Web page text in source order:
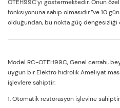
OTEH99C'yi göstermektedir. Onun özel
fonksiyonuna sahip olmasıdır.”ve 10
olduğundan, bu nokta güç dengesizliği
Model RC-OTEH99C, Genel cerrahi,
uygun bir Elektro hidrolik Ameliyat
işlevlere sahiptir:
1. Otomatik restorasyon işlevine